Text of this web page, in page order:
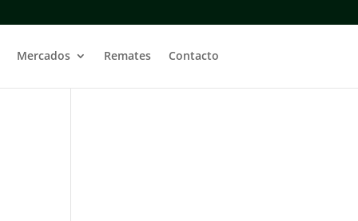
Mercados Remates Contacto